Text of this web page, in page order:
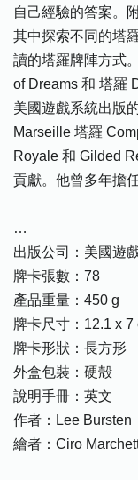
自己經驗的答案。
其中探索不同的塔
讀的塔羅牌陣方式
of Dreams 和 塔羅
美國遊戲系統出版
Marseille 塔羅
Royale 和 Gilded
貢獻。他曾多年擔
…
出版公司：美國遊
牌卡張數：78
產品重量：450 g
牌卡尺寸：12.1 x 7
牌卡形狀：長方形
外盒包裝：硬殻
說明手冊：英文
作者：Lee Bursten
繪者：Ciro